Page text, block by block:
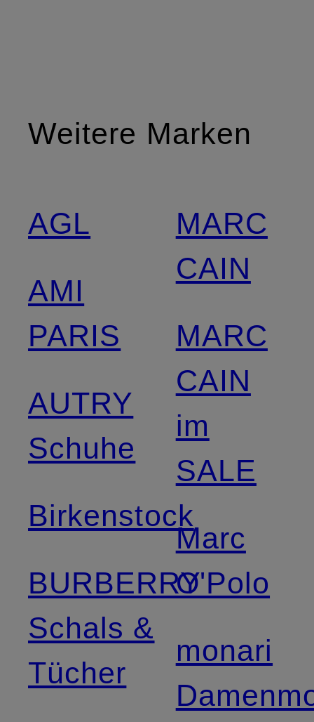
Weitere Marken
AGL
AMI
PARIS
AUTRY
Schuhe
Birkenstock
BURBERRY
Schals &
Tücher
MARC
CAIN
MARC
CAIN
im
SALE
Marc
O'Polo
monari